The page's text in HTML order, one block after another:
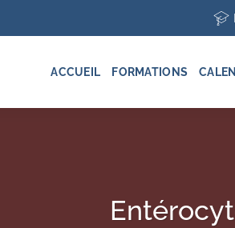
ACCUEIL FORMATIONS